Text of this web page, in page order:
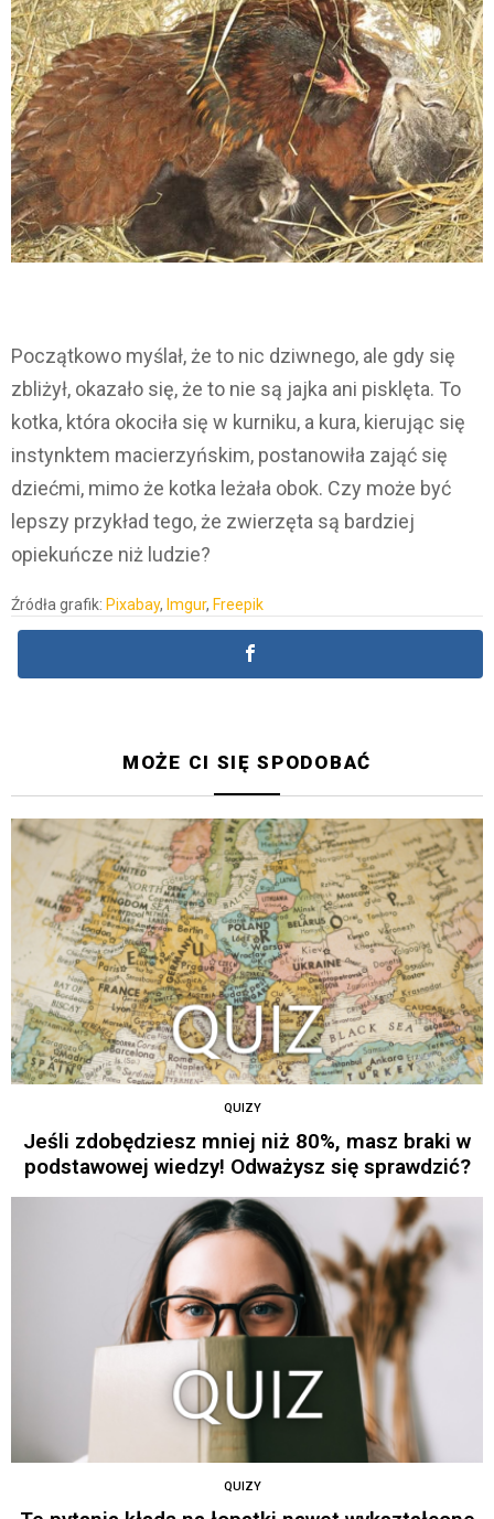
Początkowo myślał, że to nic dziwnego, ale gdy się
zbliżył, okazało się, że to nie są jajka ani pisklęta. To
kotka, która okociła się w kurniku, a kura, kierując się
instynktem macierzyńskim, postanowiła zająć się
dziećmi, mimo że kotka leżała obok. Czy może być
lepszy przykład tego, że zwierzęta są bardziej
opiekuńcze niż ludzie?
Źródła grafik: Pixabay, Imgur, Freepik
MOŻE CI SIĘ SPODOBAĆ
QUIZY
Jeśli zdobędziesz mniej niż 80%, masz braki w
podstawowej wiedzy! Odważysz się sprawdzić?
QUIZY